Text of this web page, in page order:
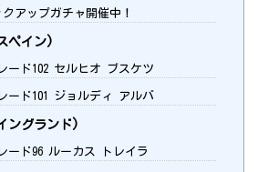
クアップガチャ開催中！
ペイン)
ード102 セルヒオ ブスケツ
ード101 ジョルディ アルバ
ングランド)
ード96 ルーカス トレイラ